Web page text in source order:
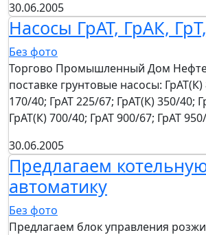
30.06.2005
Насосы ГрАТ, ГрАК,
Без фото
Торгово Промышленный Дом
поставке грунтовые насосы:
170/40; ГрАТ 225/67; ГрАТ(К) 350/40;
ГрАТ(К) 700/40; ГрАТ 900/67; ГрАТ
30.06.2005
Предлагаем
автоматику
Без фото
Предлагаем блок управления